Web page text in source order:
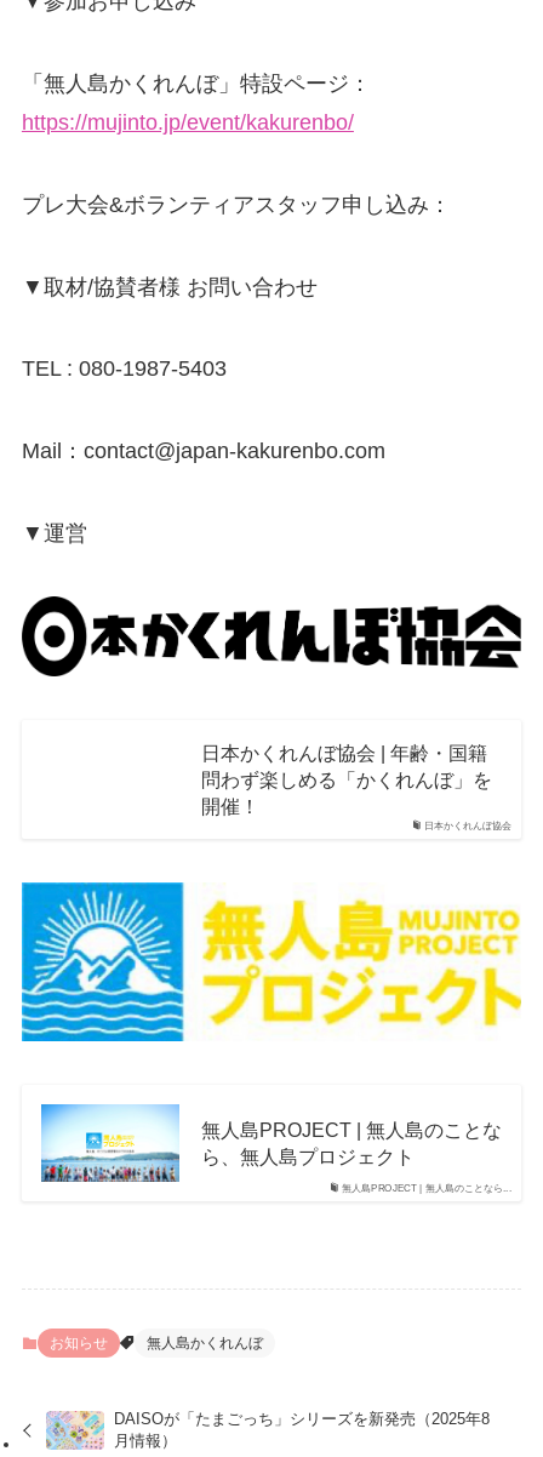
「無人島かくれんぼ」特設ページ：
https://mujinto.jp/event/kakurenbo/
プレ大会&ボランティアスタッフ申し込み：
▼取材/協賛者様 お問い合わせ
TEL : 080-1987-5403
Mail：contact@japan-kakurenbo.com
▼運営
日本かくれんぼ協会
日本かくれんぼ協会 | 年齢・国籍
問わず楽しめる「かくれんぼ」を
開催！
無人島PROJECT | 無人島のことなら...
無人島PROJECT | 無人島のことな
ら、無人島プロジェクト
お知らせ 無人島かくれんぼ
DAISOが「たまごっち」シリーズを新発売（2025年8
月情報）